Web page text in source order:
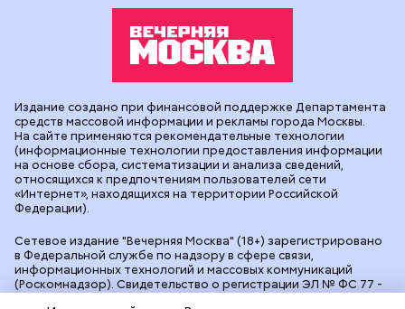
Сетевое издание "Вечерняя Москва" (18+) зарегистрировано
в Федеральной службе по надзору в сфере связи,
информационных технологий и массовых коммуникаций
(Роскомнадзор). Свидетельство о регистрации ЭЛ № ФС 77 -
Издание создано при финансовой поддержке Департамента
средств массовой информации и рекламы города Москвы.
На сайте применяются рекомендательные технологии
(информационные технологии предоставления информации
на основе сбора, систематизации и анализа сведений,
относящихся к предпочтениям пользователей сети
«Интернет», находящихся на территории Российской
Федерации).